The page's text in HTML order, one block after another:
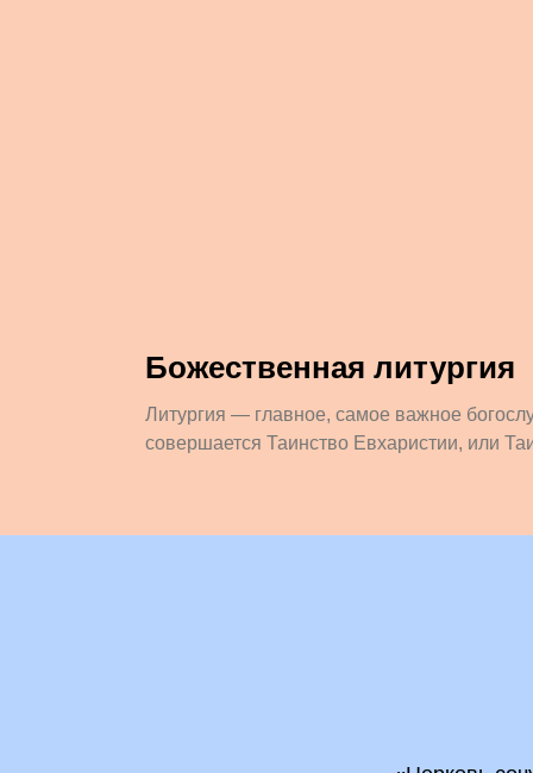
Божественная литургия
Литургия — главное, самое важное
совершается Таинство Евхаристии, или